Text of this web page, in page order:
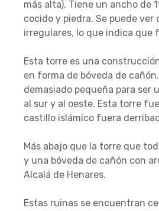
más alta). Tiene un ancho de
cocido y piedra. Se puede ver
irregulares, lo que indica que
Esta torre es una
en forma de bóveda de
demasiado pequeña para ser
al sur y al oeste. Esta torre
castillo islámico fuera
Más abajo que la torre que
y una bóveda de cañón con
Alcalá de Henares.
Estas ruinas se encuentran